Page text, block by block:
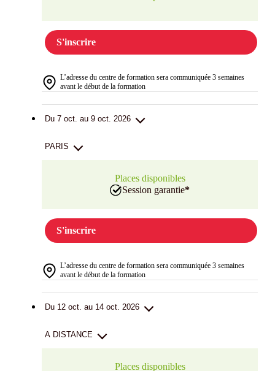
S'inscrire
L’adresse du centre de formation sera communiquée 3 semaines
avant le début de la formation
Du 7 oct. au 9 oct. 2026
PARIS
Places disponibles
Session garantie*
S'inscrire
L’adresse du centre de formation sera communiquée 3 semaines
avant le début de la formation
Du 12 oct. au 14 oct. 2026
A DISTANCE
Places disponibles